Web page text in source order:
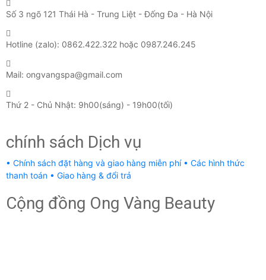
Số 3 ngõ 121 Thái Hà - Trung Liệt - Đống Đa - Hà Nội
Hotline (zalo): 0862.422.322 hoặc 0987.246.245
Mail: ongvangspa@gmail.com
Thứ 2 - Chủ Nhật: 9h00(sáng) - 19h00(tối)
chính sách Dịch vụ
• Chính sách đặt hàng và giao hàng miễn phí • Các hình thức
thanh toán • Giao hàng & đổi trả
Cộng đồng Ong Vàng Beauty